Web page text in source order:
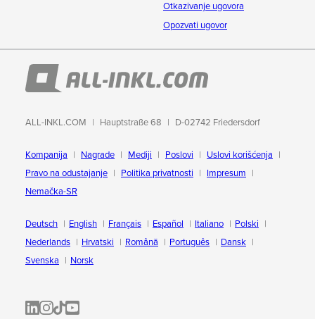
Otkazivanje ugovora
Opozvati ugovor
ALL-INKL.COM Hauptstraße 68 D-02742 Friedersdorf
Kompanija Nagrade Mediji Poslovi
Uslovi korišćenja
Pravo na odustajanje
Politika privatnosti
Impresum
Nemačka-SR
Deutsch English Français Español Italiano
Polski
Nederlands
Hrvatski Română Português
Dansk
Svenska
Norsk
ALL-INKL.COM | LinkedIn
ALL-INKL.COM • Instagram photos and videos
ALL-INKL.COM | TikTok
ALLINKL.COM - YouTube